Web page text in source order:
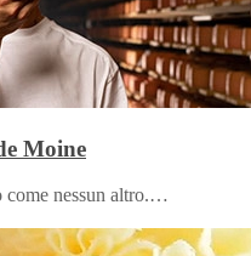
Moine
come nessun altro.…